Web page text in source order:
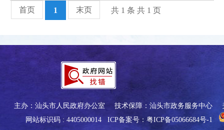
首页 1 末页 共 1 条 共 1 页
主办：汕头市人民政府办公室 技术保障：汕头市政务服务中心
网站标识码 : 4405000014 ICP备案号：粤ICP备05066684号-1